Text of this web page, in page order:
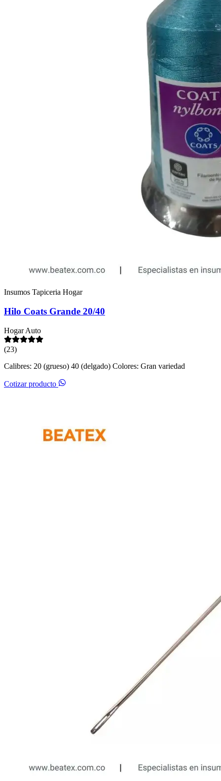
Insumos Tapiceria Hogar
Hilo Coats Grande 20/40
HogarAuto
(23)
Calibres: 20 (grueso) 40 (delgado) Colores: Gran variedad
Cotizar producto